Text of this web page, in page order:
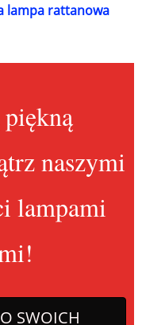
lampa rattanowa
naszymi
lampami
SWOICH